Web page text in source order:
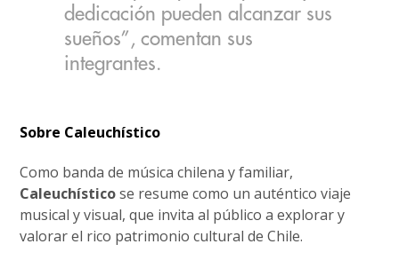
dedicación pueden alcanzar sus
sueños”, comentan sus
integrantes.
Sobre Caleuchístico
Como banda de música chilena y familiar,
Caleuchísticose resume como un auténtico viaje
musical y visual, que invita al público a explorar y
valorar el rico patrimonio cultural de Chile.